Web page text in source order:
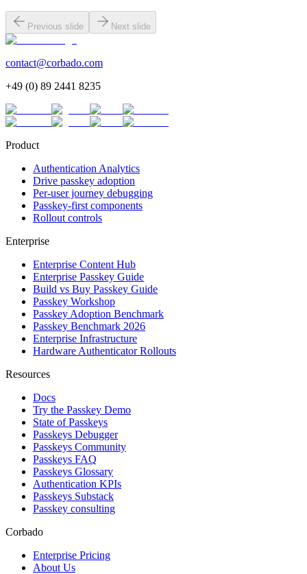
Previous slide Next slide
contact@corbado.com
+49 (0) 89 2441 8235
Product
Authentication Analytics
Drive passkey adoption
Per-user journey debugging
Passkey-first components
Rollout controls
Enterprise
Enterprise Content Hub
Enterprise Passkey Guide
Build vs Buy Passkey Guide
Passkey Workshop
Passkey Adoption Benchmark
Passkey Benchmark 2026
Enterprise Infrastructure
Hardware Authenticator Rollouts
Resources
Docs
Try the Passkey Demo
State of Passkeys
Passkeys Debugger
Passkeys Community
Passkeys FAQ
Passkeys Glossary
Authentication KPIs
Passkeys Substack
Passkey consulting
Corbado
Enterprise Pricing
About Us